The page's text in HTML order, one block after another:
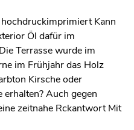
Kann
Öl dafür im
Terrasse wurde im
im Frühjahr das Holz
Kirsche oder
erhalten? Auch gegen
zeitnahe Rckantwort Mit